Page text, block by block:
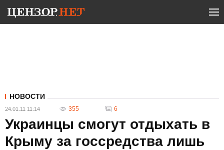
НОВОСТИ
24.01.11 11:14 355 6
Украинцы смогут отдыхать в
Крыму за госсредства лишь